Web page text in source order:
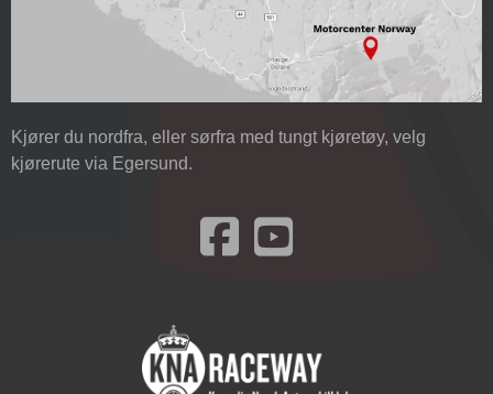
Kjører du nordfra, eller sørfra med tungt kjøretøy, velg
kjørerute via Egersund.
Besøk oss på Facebook